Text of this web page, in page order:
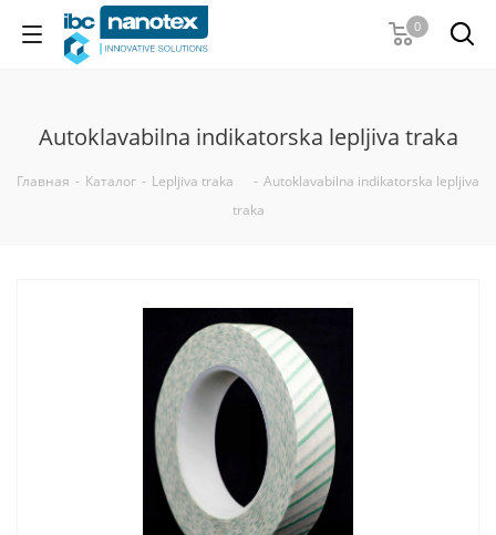
0
Autoklavabilna indikatorska lepljiva traka
Главная - Каталог - Lepljiva traka - Autoklavabilna indikatorska lepljiva
traka